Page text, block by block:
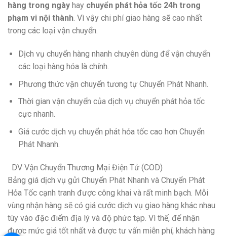
hàng trong ngày hay chuyển phát hỏa tốc 24h trong
phạm vi nội thành. Vì vậy chi phí giao hàng sẽ cao nhất
trong các loại vận chuyển.
Dịch vụ chuyển hàng nhanh chuyên dùng để vận chuyển
các loại hàng hóa là chính.
Phương thức vận chuyển tương tự Chuyển Phát Nhanh.
Thời gian vận chuyển của dịch vụ chuyển phát hỏa tốc
cực nhanh.
Giá cước dịch vụ chuyển phát hỏa tốc cao hơn Chuyển
Phát Nhanh.
DV Vận Chuyển Thương Mại Điện Tử (COD)
Bảng giá dịch vụ gửi Chuyển Phát Nhanh và Chuyển Phát
Hỏa Tốc cạnh tranh được công khai và rất minh bạch. Mỗi
vùng nhận hàng sẽ có giá cước dịch vụ giao hàng khác nhau
tùy vào đặc điểm địa lý và độ phức tạp. Vì thế, để nhận
được mức giá tốt nhất và được tư vấn miễn phí, khách hàng